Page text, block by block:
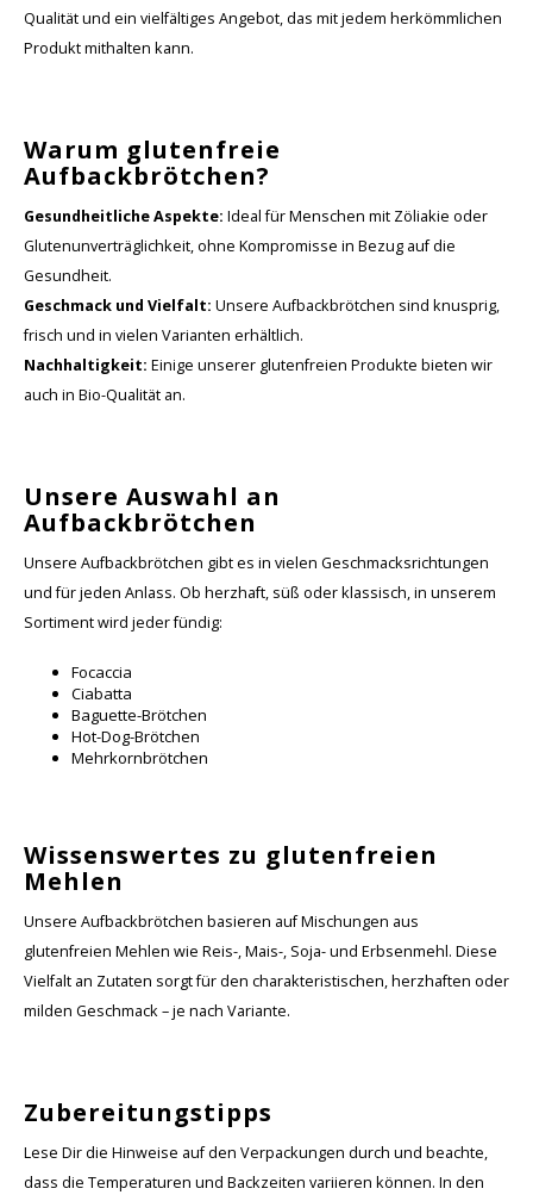
Qualität und ein vielfältiges Angebot, das mit jedem herkömmlichen
Produkt mithalten kann.
Warum glutenfreie
Aufbackbrötchen?
Gesundheitliche Aspekte: Ideal für Menschen mit Zöliakie oder
Glutenunverträglichkeit, ohne Kompromisse in Bezug auf die
Gesundheit.
Geschmack und Vielfalt: Unsere Aufbackbrötchen sind knusprig,
frisch und in vielen Varianten erhältlich.
Nachhaltigkeit: Einige unserer glutenfreien Produkte bieten wir
auch in Bio-Qualität an.
Unsere Auswahl an
Aufbackbrötchen
Unsere Aufbackbrötchen gibt es in vielen Geschmacksrichtungen
und für jeden Anlass. Ob herzhaft, süß oder klassisch, in unserem
Sortiment wird jeder fündig:
Focaccia
Ciabatta
Baguette-Brötchen
Hot-Dog-Brötchen
Mehrkornbrötchen
Wissenswertes zu glutenfreien
Mehlen
Unsere Aufbackbrötchen basieren auf Mischungen aus
glutenfreien Mehlen wie Reis-, Mais-, Soja- und Erbsenmehl. Diese
Vielfalt an Zutaten sorgt für den charakteristischen, herzhaften oder
milden Geschmack – je nach Variante.
Zubereitungstipps
Lese Dir die Hinweise auf den Verpackungen durch und beachte,
dass die Temperaturen und Backzeiten variieren können. In den